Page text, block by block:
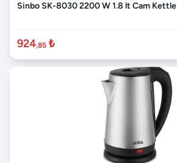
Sinbo SK-8030 2200 W 1.8 lt Cam Kettle
924,85 ₺